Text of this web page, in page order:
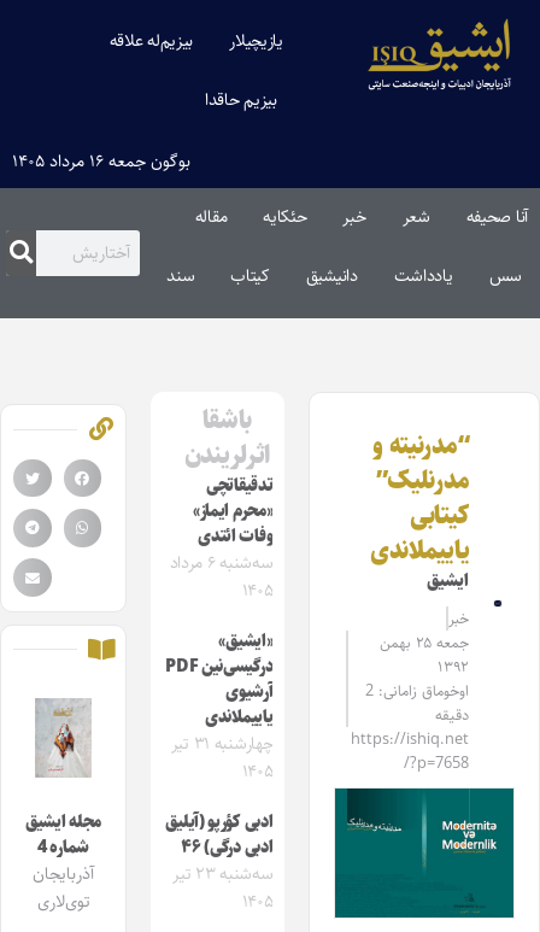
یازیچیلار بیزیم‌له علاقه
بیزیم حاقدا
بوگون جمعه ۱۶ مرداد ۱۴۰۵
آنا صحیفه شعر خبر حئکایه مقاله‌
سس یادداشت دانیشیق کیتاب سند
“مدرنیته و
مدرنلیک”
کیتابی
یاییملاندی
ایشیق
خبر
جمعه ۲۵ بهمن
۱۳۹۲
اوخوماق زامانی: 2
دقیقه
https://ishiq.net
/?p=7658
باشقا
اثرلریندن
تدقیقاتچی
«محرم ایماز»
وفات ائتدی
سه‌شنبه ۶ مرداد
۱۴۰۵
«ایشیق»
درگیسی‌نین PDF
آرشیوی
یاییملاندی
چهارشنبه ۳۱ تیر
۱۴۰۵
ادبی کؤرپو (آیلیق
ادبی درگی) ۴۶
سه‌شنبه ۲۳ تیر
۱۴۰۵
مجله ایشیق
شماره 4
آذربایجان
توی‌لاری